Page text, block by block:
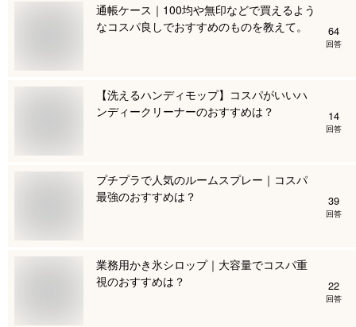
通帳ケース｜100均や無印などで買えるよう
なコスパ良しでおすすめのものを教えて。
64
回答
【洗えるハンディモップ】コスパがいいハ
ンディークリーナーのおすすめは？
14
回答
プチプラで人気のルームスプレー｜コスパ
最強のおすすめは？
39
回答
業務用かき氷シロップ｜大容量でコスパ重
視のおすすめは？
22
回答